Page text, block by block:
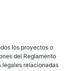
los proyectos o
del Reglamento
legales relacionadas